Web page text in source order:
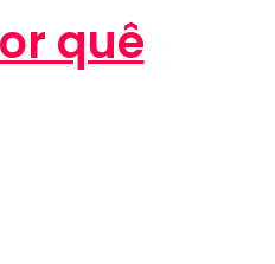
quê